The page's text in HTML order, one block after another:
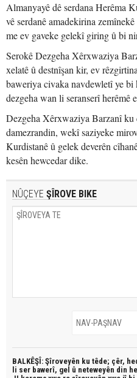
Almanyayê dê serdana Herêma
vê serdanê amadekirina
me ev gaveke gelekî giring û bi
Serokê Dezgeha Xêrxwaziya
xelatê û destnîşan kir, ev
baweriya civaka navdewletî ye
dezgeha wan li seranserî herêmê
Dezgeha Xêrxwaziya Barzanî ku
damezrandin, wekî saziyeke
Kurdistanê û gelek deverên
kesên hewcedar dike.
NÛÇEYE ŞÎROVE BIKE
BALKÊŞÎ: Şîroveyên ku têde; çêr,
li ser bawerî, gel û neteweyên din